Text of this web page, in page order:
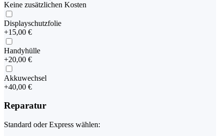
Keine zusätzlichen Kosten
Displayschutzfolie
+15,00 €
Handyhülle
+20,00 €
Akkuwechsel
+40,00 €
Reparatur
Standard oder Express wählen: